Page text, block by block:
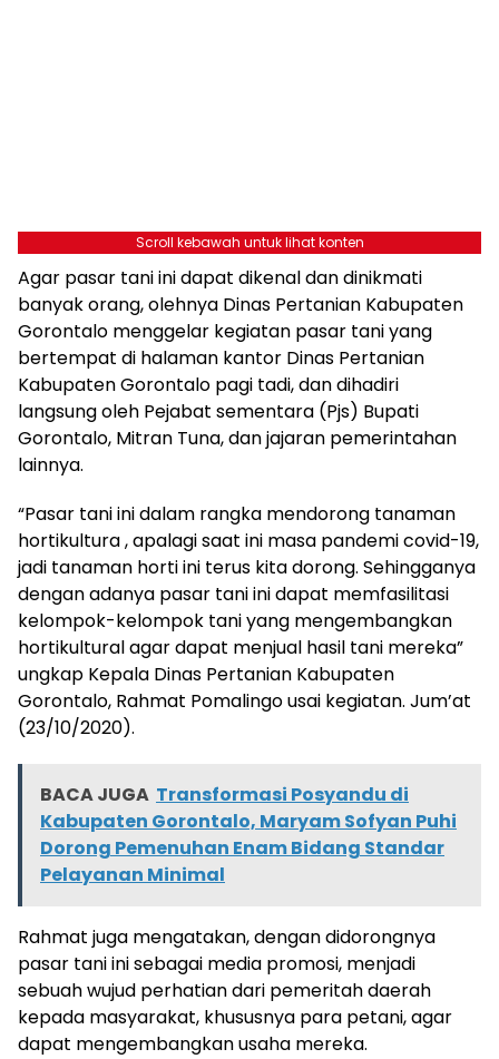
Scroll kebawah untuk lihat konten
Agar pasar tani ini dapat dikenal dan dinikmati
banyak orang, olehnya Dinas Pertanian Kabupaten
Gorontalo menggelar kegiatan pasar tani yang
bertempat di halaman kantor Dinas Pertanian
Kabupaten Gorontalo pagi tadi, dan dihadiri
langsung oleh Pejabat sementara (Pjs) Bupati
Gorontalo, Mitran Tuna, dan jajaran pemerintahan
lainnya.
“Pasar tani ini dalam rangka mendorong tanaman
hortikultura , apalagi saat ini masa pandemi covid-19,
jadi tanaman horti ini terus kita dorong. Sehingganya
dengan adanya pasar tani ini dapat memfasilitasi
kelompok-kelompok tani yang mengembangkan
hortikultural agar dapat menjual hasil tani mereka”
ungkap Kepala Dinas Pertanian Kabupaten
Gorontalo, Rahmat Pomalingo usai kegiatan. Jum’at
(23/10/2020).
BACA JUGA Transformasi Posyandu di
Kabupaten Gorontalo, Maryam Sofyan Puhi
Dorong Pemenuhan Enam Bidang Standar
Pelayanan Minimal
Rahmat juga mengatakan, dengan didorongnya
pasar tani ini sebagai media promosi, menjadi
sebuah wujud perhatian dari pemeritah daerah
kepada masyarakat, khususnya para petani, agar
dapat mengembangkan usaha mereka.